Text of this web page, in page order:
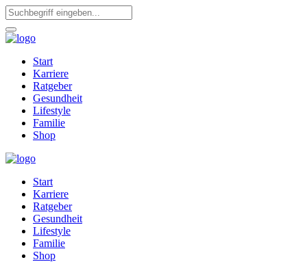
Start
Karriere
Ratgeber
Gesundheit
Lifestyle
Familie
Shop
Start
Karriere
Ratgeber
Gesundheit
Lifestyle
Familie
Shop